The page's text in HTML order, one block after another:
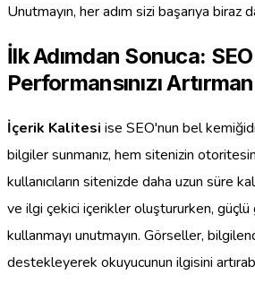
Unutmayın, her adım sizi başarıya biraz
İlk Adımdan Sonuca: SEO
Performansınızı
İçerik Kalitesi ise SEO'nun bel
bilgiler sunmanız, hem sitenizin
kullanıcıların sitenizde daha uzun süre
ve ilgi çekici içerikler oluştururken,
kullanmayı unutmayın. Görseller,
destekleyerek okuyucunun ilgisini